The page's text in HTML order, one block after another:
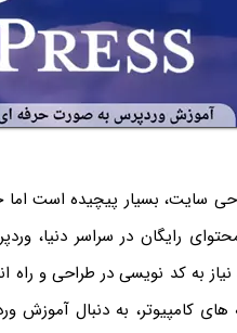
سایت، بسیار پیچیده است
نیاز به کد نویسی در طراحی و
های کامپیوتر، به دنبال